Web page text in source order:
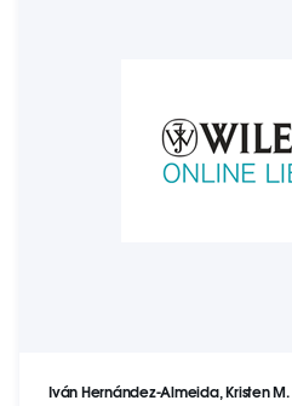
Iván Hernández-Almeida, Kristen